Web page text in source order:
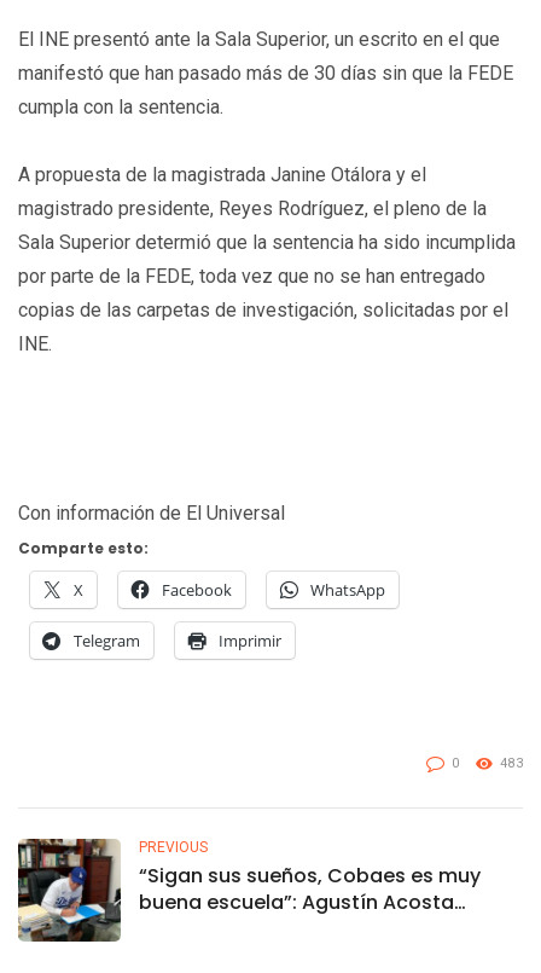
El INE presentó ante la Sala Superior, un escrito en el que
manifestó que han pasado más de 30 días sin que la FEDE
cumpla con la sentencia.
A propuesta de la magistrada Janine Otálora y el
magistrado presidente, Reyes Rodríguez, el pleno de la
Sala Superior determió que la sentencia ha sido incumplida
por parte de la FEDE, toda vez que no se han entregado
copias de las carpetas de investigación, solicitadas por el
INE.
Con información de El Universal
Comparte esto:
X Facebook WhatsApp
Telegram Imprimir
0 483
PREVIOUS
“Sigan sus sueños, Cobaes es muy
buena escuela”: Agustín Acosta